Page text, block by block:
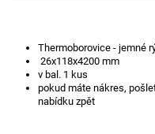
Thermoborovice - jemné
26x118x4200 mm
v bal. 1 kus
pokud máte nákres,
nabídku zpět